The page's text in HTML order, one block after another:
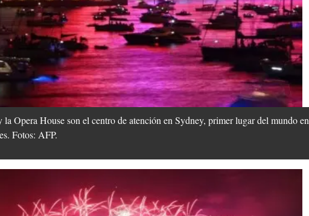
Opera House son el centro de atención en Sydney, primer lugar del mundo en
Fotos: AFP.